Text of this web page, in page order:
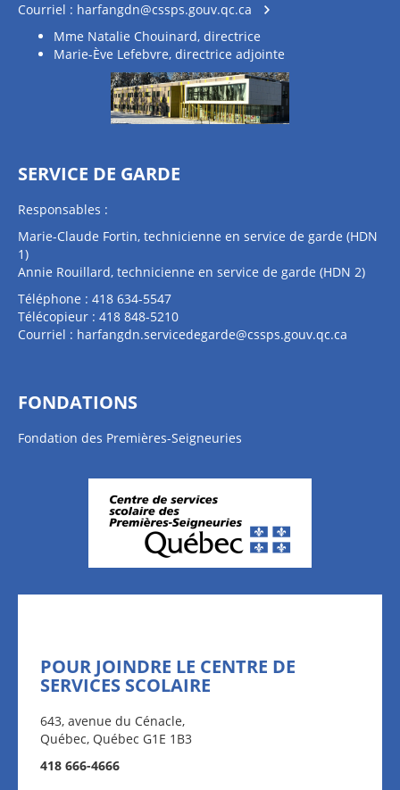
Courriel : harfangdn@cssps.gouv.qc.ca
Mme Natalie Chouinard, directrice
Marie-Ève Lefebvre, directrice adjointe
SERVICE DE GARDE
Responsables :
Marie-Claude Fortin, technicienne en service de garde (HDN
1)
Annie Rouillard, technicienne en service de garde (HDN 2)
Téléphone : 418 634-5547
Télécopieur : 418 848-5210
Courriel : harfangdn.servicedegarde@cssps.gouv.qc.ca
FONDATIONS
Fondation des Premières-Seigneuries
POUR JOINDRE LE CENTRE DE
SERVICES SCOLAIRE
643, avenue du Cénacle,
Québec, Québec G1E 1B3
418 666-4666